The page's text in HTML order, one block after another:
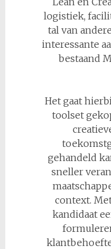
logistiek,
tal van
interessante
bestaand
Het gaat
toolset
gehandeld
sneller
context.
kandidaat